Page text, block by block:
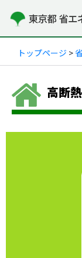
トップページ >
高断